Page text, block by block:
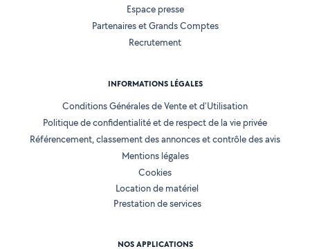
Espace presse
Partenaires et Grands Comptes
Recrutement
INFORMATIONS LÉGALES
Conditions Générales de Vente et d'Utilisation
Politique de confidentialité et de respect de la vie privée
Référencement, classement des annonces et contrôle des avis
Mentions légales
Cookies
Location de matériel
Prestation de services
NOS APPLICATIONS